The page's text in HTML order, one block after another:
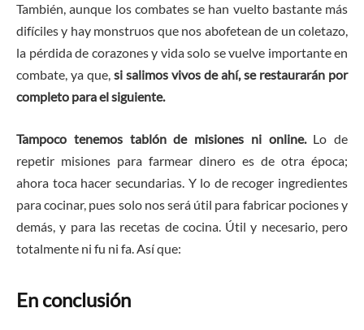
También, aunque los combates se han vuelto bastante más
difíciles y hay monstruos que nos abofetean de un coletazo,
la pérdida de corazones y vida solo se vuelve importante en
combate, ya que, si salimos vivos de ahí, se restaurarán por
completo para el siguiente.
Tampoco tenemos tablón de misiones ni online.Lo de
repetir misiones para farmear dinero es de otra época;
ahora toca hacer secundarias. Y lo de recoger ingredientes
para cocinar, pues solo nos será útil para fabricar pociones y
demás, y para las recetas de cocina. Útil y necesario, pero
totalmente ni fu ni fa. Así que:
En conclusión